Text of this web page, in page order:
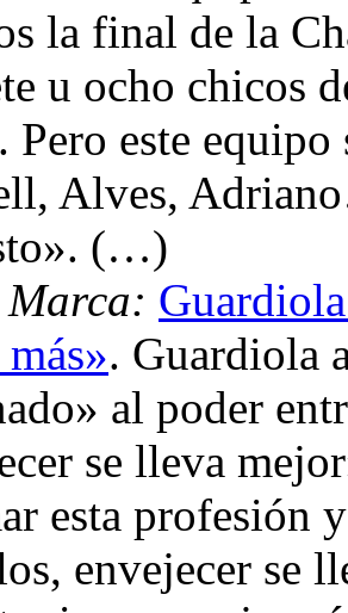
la final de la
u ocho chicos
Pero este
Alves,
(…)
. Guardiola
al poder
se lleva
esta profesión
envejecer se